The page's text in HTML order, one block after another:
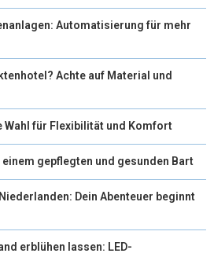
Automatisierung für mehr
Achte auf Material und
Wahl für Flexibilität und Komfort
gepflegten und gesunden Bart
Dein Abenteuer beginnt
erblühen lassen: LED-